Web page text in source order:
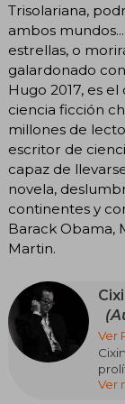
Trisolariana,
ambos
estrellas, o
galardonado
Hugo 2017, es
ciencia ficción
millones de
escritor de
capaz de
novela,
continentes y
Barack Obama,
Martin.
Ver
Ver